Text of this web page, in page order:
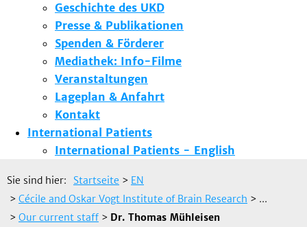
Geschichte des UKD
Presse & Publikationen
Spenden & Förderer
Mediathek: Info-Filme
Veranstaltungen
Lageplan & Anfahrt
Kontakt
International Patients
International Patients - English
Sie sind hier: Startseite > EN
> Cécile and Oskar Vogt Institute of Brain Research > ...
> Our current staff > Dr. Thomas Mühleisen